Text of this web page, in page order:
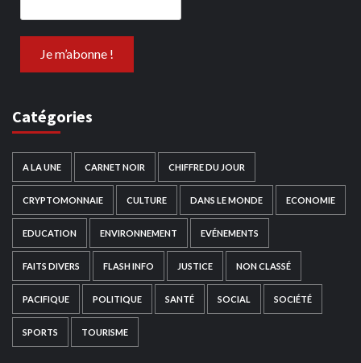
Catégories
A LA UNE CARNET NOIR CHIFFRE DU JOUR
CRYPTOMONNAIE CULTURE DANS LE MONDE ECONOMIE
EDUCATION ENVIRONNEMENT EVÉNEMENTS
FAITS DIVERS FLASH INFO JUSTICE NON CLASSÉ
PACIFIQUE POLITIQUE SANTÉ SOCIAL SOCIÉTÉ
SPORTS TOURISME